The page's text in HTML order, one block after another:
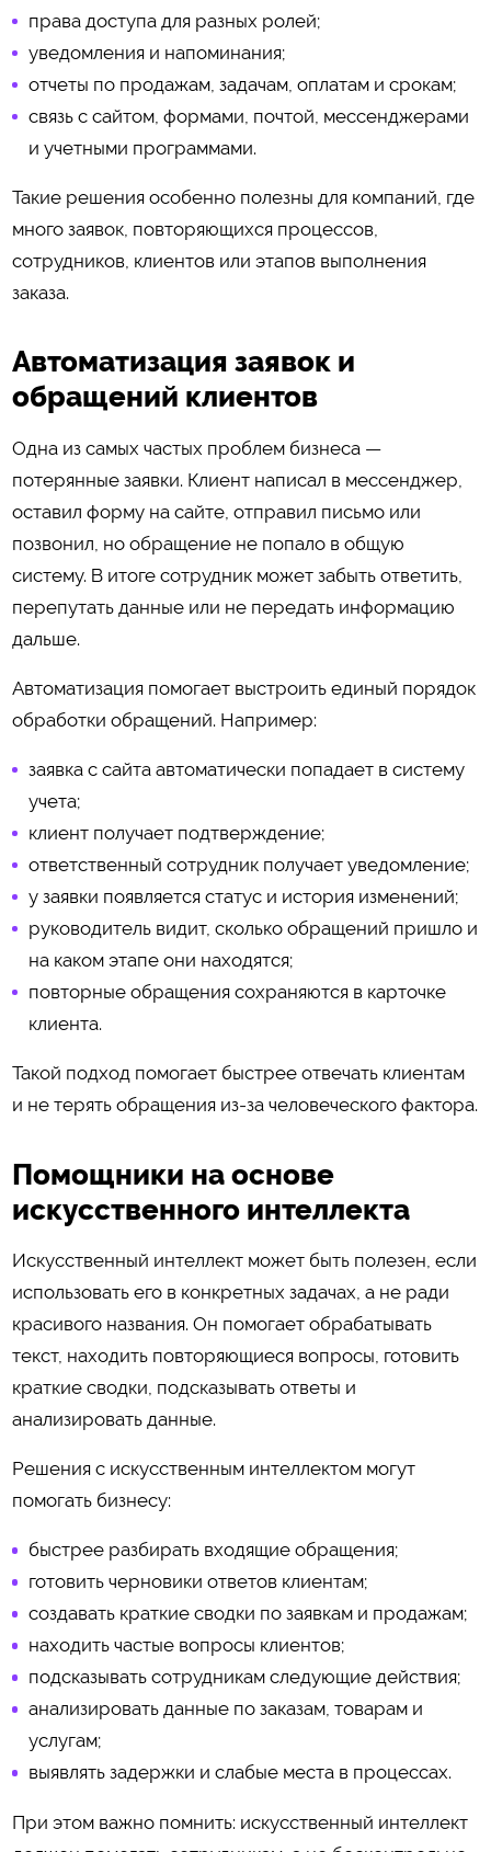
права доступа для разных ролей;
уведомления и напоминания;
отчеты по продажам, задачам, оплатам и срокам;
связь с сайтом, формами, почтой, мессенджерами
и учетными программами.
Такие решения особенно полезны для компаний, где
много заявок, повторяющихся процессов,
сотрудников, клиентов или этапов выполнения
заказа.
Автоматизация заявок и
обращений клиентов
Одна из самых частых проблем бизнеса —
потерянные заявки. Клиент написал в мессенджер,
оставил форму на сайте, отправил письмо или
позвонил, но обращение не попало в общую
систему. В итоге сотрудник может забыть ответить,
перепутать данные или не передать информацию
дальше.
Автоматизация помогает выстроить единый порядок
обработки обращений. Например:
заявка с сайта автоматически попадает в систему
учета;
клиент получает подтверждение;
ответственный сотрудник получает уведомление;
у заявки появляется статус и история изменений;
руководитель видит, сколько обращений пришло и
на каком этапе они находятся;
повторные обращения сохраняются в карточке
клиента.
Такой подход помогает быстрее отвечать клиентам
и не терять обращения из-за человеческого фактора.
Помощники на основе
искусственного интеллекта
Искусственный интеллект может быть полезен, если
использовать его в конкретных задачах, а не ради
красивого названия. Он помогает обрабатывать
текст, находить повторяющиеся вопросы, готовить
краткие сводки, подсказывать ответы и
анализировать данные.
Решения с искусственным интеллектом могут
помогать бизнесу:
быстрее разбирать входящие обращения;
готовить черновики ответов клиентам;
создавать краткие сводки по заявкам и продажам;
находить частые вопросы клиентов;
подсказывать сотрудникам следующие действия;
анализировать данные по заказам, товарам и
услугам;
выявлять задержки и слабые места в процессах.
При этом важно помнить: искусственный интеллект